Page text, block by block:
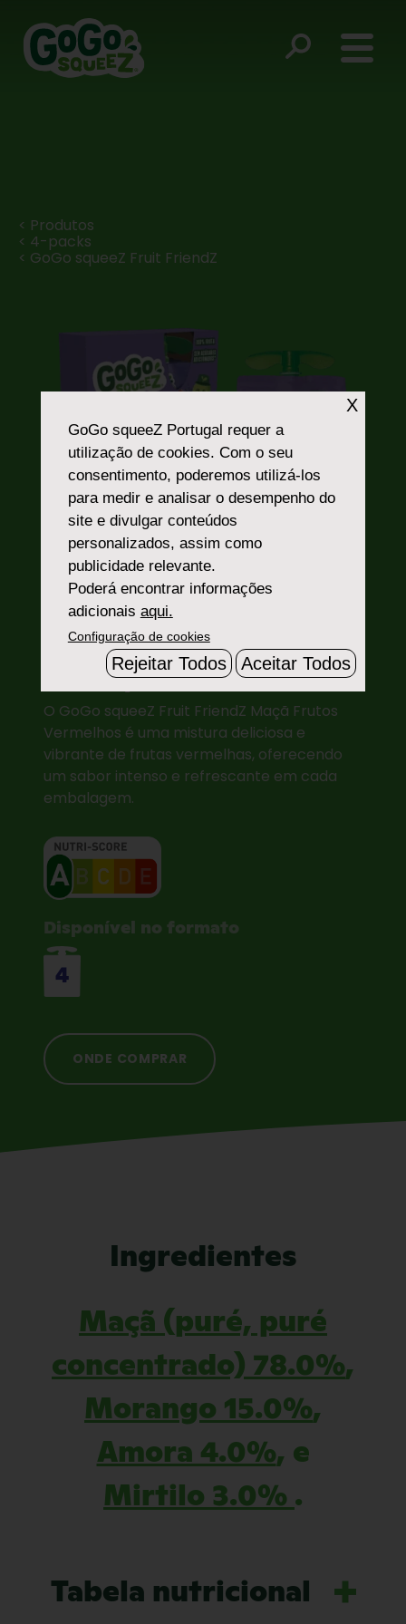
< Produtos
< 4-packs
< GoGo squeeZ Fruit FriendZ
GoGo squeeZ
FriendZMaçã Frutos
Vermelhos
Uma explosão de sabores!
O GoGo squeeZ Fruit FriendZ Maçã Frutos
Vermelhos é uma mistura deliciosa e
vibrante de frutas vermelhas, oferecendo
um sabor intenso e refrescante em cada
embalagem.
Disponível no formato
4
ONDE COMPRAR
Ingredientes
Maçã (puré, puré
concentrado) 78.0%,
Morango 15.0%,
Amora 4.0%, e
Mirtilo 3.0% .
Tabela nutricional
X
GoGo squeeZ Portugal requer a
utilização de cookies. Com o seu
consentimento, poderemos utilizá-los
para medir e analisar o desempenho do
site e divulgar conteúdos
personalizados, assim como
publicidade relevante.
Poderá encontrar informações
adicionais aqui.
Configuração de cookies
Rejeitar Todos Aceitar Todos